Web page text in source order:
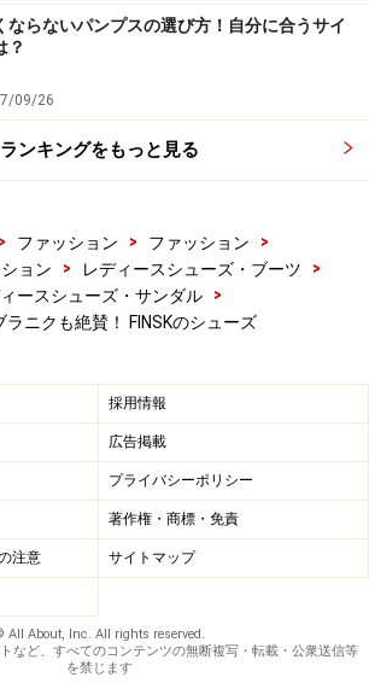
ならないパンプスの選び方！自分に合うサイ
？
09/26
ランキングをもっと見る
> ファッション > ファッション
>
ョン
> レディースシューズ・ブーツ
>
ースシューズ・サンダル
>
ラニクも絶賛！ FINSKのシューズ
採用情報
広告掲載
プライバシーポリシー
著作権・商標・免責
注意 サイトマップ
All About, Inc. All rights reserved.
など、すべてのコンテンツの無断複写・転載・公衆送信等
を禁じます